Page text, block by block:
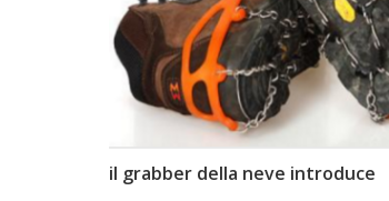
il grabber della neve introduce